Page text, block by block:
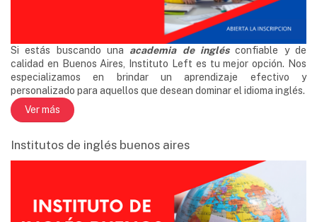
Si estás buscando una academia de inglésconfiable y de
calidad en Buenos Aires, Instituto Left es tu mejor opción. Nos
especializamos en brindar un aprendizaje efectivo y
personalizado para aquellos que desean dominar el idioma inglés.
Ver más
Institutos de inglés buenos aires